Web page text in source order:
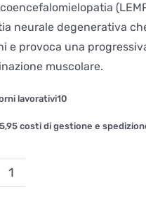
neurale degenerativa
e provoca una
muscolare.
lavorativi10
costi di gestione e